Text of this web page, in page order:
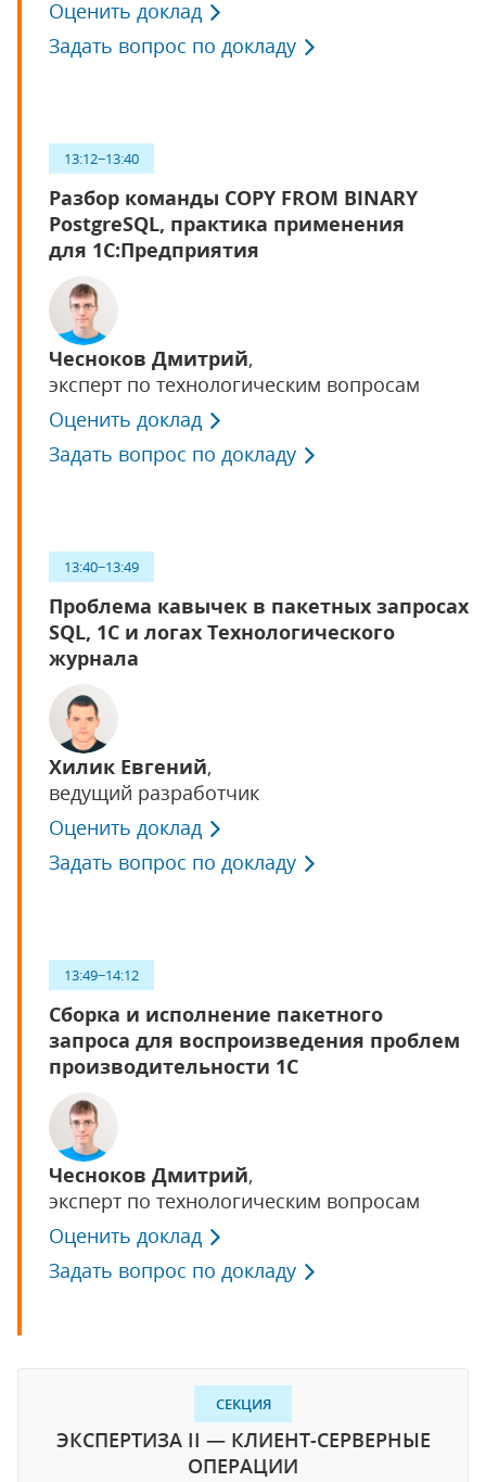
Оценить доклад
Задать вопрос по докладу
13:12−13:40
Разбор команды COPY FROM BINARY
PostgreSQL, практика применения
для 1С:Предприятия
Чесноков Дмитрий,
эксперт по технологическим вопросам
Оценить доклад
Задать вопрос по докладу
13:40−13:49
Проблема кавычек в пакетных запросах
SQL, 1С и логах Технологического
журнала
Хилик Евгений,
ведущий разработчик
Оценить доклад
Задать вопрос по докладу
13:49−14:12
Сборка и исполнение пакетного
запроса для воспроизведения проблем
производительности 1С
Чесноков Дмитрий,
эксперт по технологическим вопросам
Оценить доклад
Задать вопрос по докладу
СЕКЦИЯ
ЭКСПЕРТИЗА II — КЛИЕНТ-СЕРВЕРНЫЕ
ОПЕРАЦИИ